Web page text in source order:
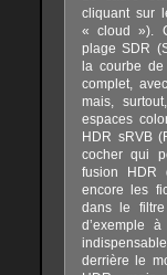
cliquant sur
« cloud »).
plage SDR
la courbe
complet,
mais,
espaces
HDR sRVB
cocher qui
fusion HDR
encore les
dans le filtre
d’exemple
derrière le